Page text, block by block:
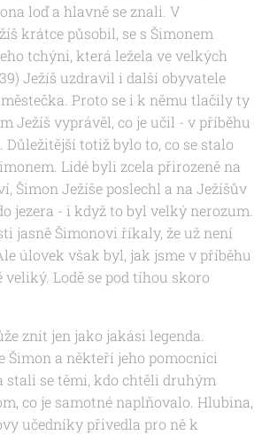
loď a hlavně se znali. V
krátce působil, se s Šimonem
tchýni, která ležela ve velkých
Ježíš uzdravil i další obyvatele
Proto se i k němu tlačily ty
Ježíš vyprávěl, co je učil - v příběhu
Důležitější totiž bylo to, co se stalo
Lidé byli zcela přirozeně na
Šimon Ježíše poslechl a na Ježíšův
jezera - i když to byl velký nerozum.
jasně Šimonovi říkaly, že už není
úlovek však byl, jak jsme v příběhu
veliký. Lodě se pod tíhou skoro
znít jen jako jakási legenda.
Šimon a někteří jeho pomocníci
se těmi, kdo chtěli druhým
co je samotné naplňovalo. Hlubina,
učedníky přivedla pro ně k